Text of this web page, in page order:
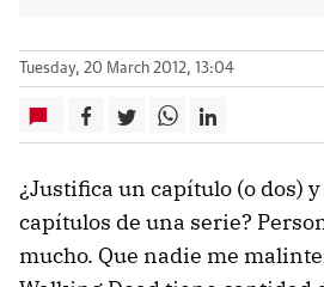
Tuesday, 20 March 2012, 13:04
¿Justifica un capítulo (o dos)
capítulos de una serie?
mucho. Que nadie me